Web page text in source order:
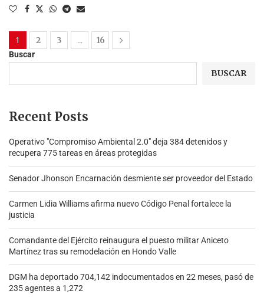
1 2 3 … 16
Buscar
BUSCAR
Recent Posts
Operativo "Compromiso Ambiental 2.0″ deja 384 detenidos y
recupera 775 tareas en áreas protegidas
Senador Jhonson Encarnación desmiente ser proveedor del Estado
Carmen Lidia Williams afirma nuevo Código Penal fortalece la
justicia
Comandante del Ejército reinaugura el puesto militar Aniceto
Martínez tras su remodelación en Hondo Valle
DGM ha deportado 704,142 indocumentados en 22 meses, pasó de
235 agentes a 1,272